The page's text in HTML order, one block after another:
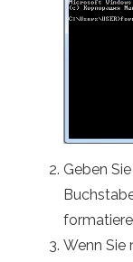
Geben
Wenn Sie